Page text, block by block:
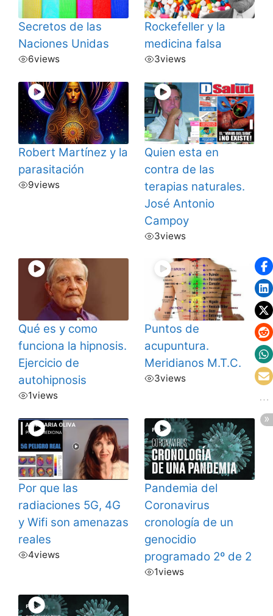
Secretos de las
Naciones Unidas
6views
Rockefeller y la
medicina falsa
3views
Robert Martínez y la
parasitación
9views
Quien esta en
contra de las
terapias naturales.
José Antonio
Campoy
3views
Qué es y como
funciona la hipnosis.
Ejercicio de
autohipnosis
1views
Puntos de
acupuntura.
Meridianos M.T.C.
3views
Por que las
radiaciones 5G, 4G
y Wifi son amenazas
reales
4views
Pandemia del
Coronavirus
cronología de un
genocidio
programado 2º de 2
1views